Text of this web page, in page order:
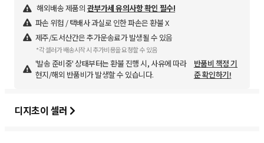
해외배송 제품의 관부가세 유의사항 확인 필수!
파손 위험 / 택배사 과실로 인한 파손은 환불 X
제주/도서산간은 추가운송료가 발생될 수 있음
*각 셀러가 배송시작 시 추가비용을 요청할 수 있음
'발송 준비중' 상태부터는 환불 진행 시, 사유에 따라
현지/해외 반품비가 발생할 수 있습니다.
반품비 책정 기
준 확인하기!
디지초이 셀러